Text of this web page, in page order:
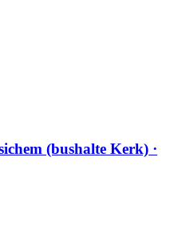
(bushalte Kerk) ·